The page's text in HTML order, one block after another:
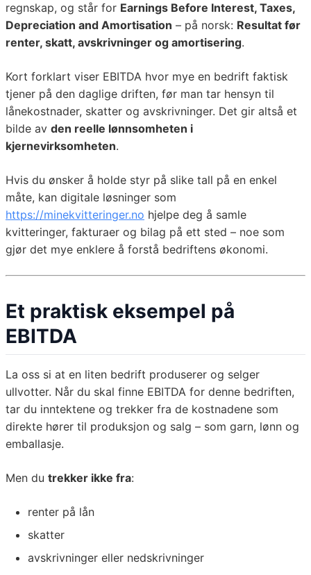
regnskap, og står for Earnings Before Interest, Taxes,
Depreciation and Amortisation – på norsk: Resultat før
renter, skatt, avskrivninger og amortisering.
Kort forklart viser EBITDA hvor mye en bedrift faktisk
tjener på den daglige driften, før man tar hensyn til
lånekostnader, skatter og avskrivninger. Det gir altså et
bilde av den reelle lønnsomheten i
kjernevirksomheten.
Hvis du ønsker å holde styr på slike tall på en enkel
måte, kan digitale løsninger som
https://minekvitteringer.no hjelpe deg å samle
kvitteringer, fakturaer og bilag på ett sted – noe som
gjør det mye enklere å forstå bedriftens økonomi.
Et praktisk eksempel på
EBITDA
La oss si at en liten bedrift produserer og selger
ullvotter. Når du skal finne EBITDA for denne bedriften,
tar du inntektene og trekker fra de kostnadene som
direkte hører til produksjon og salg – som garn, lønn og
emballasje.
Men du trekker ikke fra:
renter på lån
skatter
avskrivninger eller nedskrivninger